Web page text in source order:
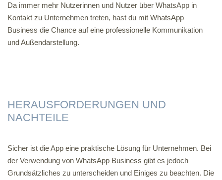
Da immer mehr Nutzerinnen und Nutzer über WhatsApp in
Kontakt zu Unternehmen treten, hast du mit WhatsApp
Business die Chance auf eine professionelle Kommunikation
und Außendarstellung.
HERAUSFORDERUNGEN UND
NACHTEILE
Sicher ist die App eine praktische Lösung für Unternehmen. Bei
der Verwendung von WhatsApp Business gibt es jedoch
Grundsätzliches zu unterscheiden und Einiges zu beachten. Die